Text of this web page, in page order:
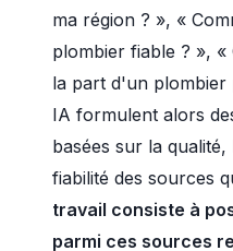
ma région ? », «
plombier fiable ? »,
la part d'un plombier
IA formulent alors
basées sur la
fiabilité des sources
travail consiste à
parmi ces sources